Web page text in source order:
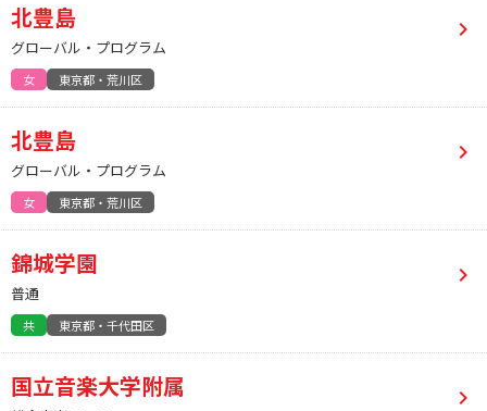
北豊島
グローバル・プログラム
女 東京都・荒川区
北豊島
グローバル・プログラム
女 東京都・荒川区
錦城学園
普通
共 東京都・千代田区
国立音楽大学附属